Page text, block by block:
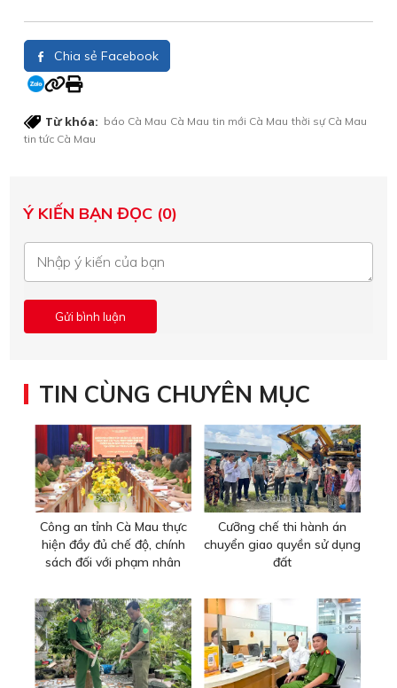
Chia sẻ Facebook
Từ khóa: báo Cà Mau Cà Mau tin mới Cà Mau thời sự Cà Mau
tin tức Cà Mau
Ý KIẾN BẠN ĐỌC (0)
TIN CÙNG CHUYÊN MỤC
Công an tỉnh Cà Mau thực
hiện đầy đủ chế độ, chính
sách đối với phạm nhân
Cưỡng chế thi hành án
chuyển giao quyền sử dụng
đất